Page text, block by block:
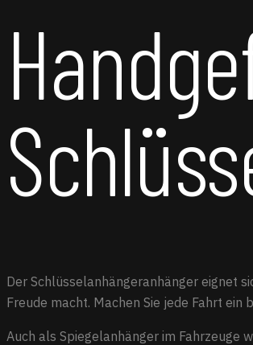
Der Schlüsselanhängeranhänger eignet
Freude macht. Machen Sie jede Fahrt ein
Auch als Spiegelanhänger im Fahrzeuge